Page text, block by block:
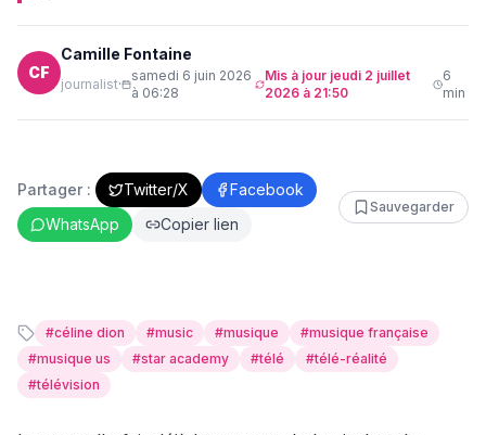
CF
Camille Fontaine
journalist·
samedi 6 juin 2026
à 06:28
Mis à jour jeudi 2 juillet
2026 à 21:50
6
min
Partager : Twitter/X
Facebook
WhatsApp
Copier lien
Sauvegarder
#céline dion #music #musique #musique française
#musique us #star academy #télé #télé-réalité
#télévision